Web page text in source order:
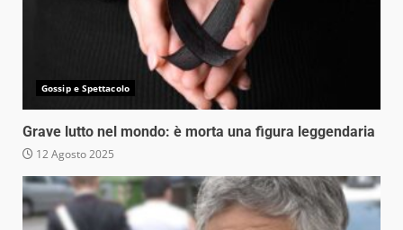
Gossip e Spettacolo
Grave lutto nel mondo: è morta una figura leggendaria
12 Agosto 2025